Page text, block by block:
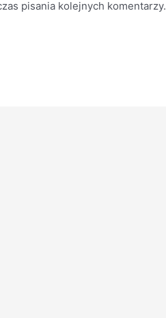
pisania kolejnych komentarzy.